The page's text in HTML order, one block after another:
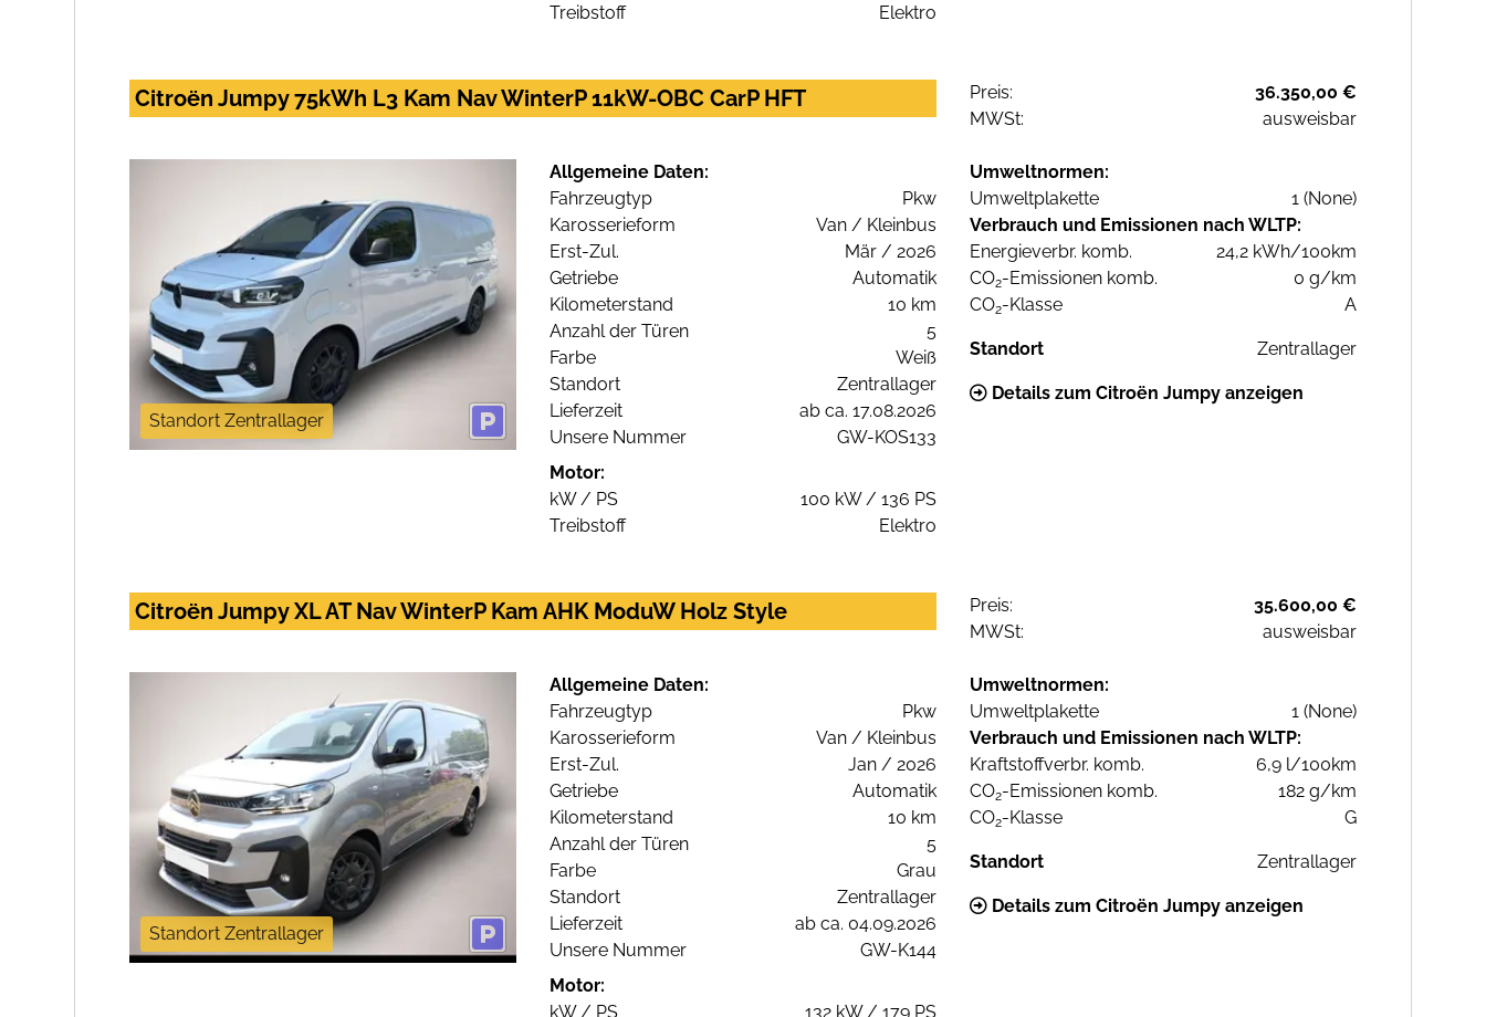
Treibstoff
Elektro
Citroën Jumpy 75kWh L3 Kam Nav WinterP 11kW-OBC CarP HFT Preis:
36.350,00 €
MWSt:
ausweisbar
Standort Zentrallager
Allgemeine Daten:
Fahrzeugtyp
Pkw
Karosserieform
Van / Kleinbus
Erst-Zul.
Mär / 2026
Getriebe
Automatik
Kilometerstand
10 km
Anzahl der Türen
5
Farbe
Weiß
Standort
Zentrallager
Lieferzeit
ab ca. 17.08.2026
Unsere Nummer
GW-KOS133
Motor:
kW / PS
100 kW / 136 PS
Treibstoff
Elektro
Umweltnormen:
Umweltplakette
1 (None)
Verbrauch und Emissionen nach WLTP:
Energieverbr. komb.
24,2 kWh/100km
CO2-Emissionen komb.
0 g/km
CO2-Klasse A
Standort Zentrallager
Details zum Citroën Jumpy anzeigen
Citroën Jumpy XL AT Nav WinterP Kam AHK ModuW Holz Style Preis:
35.600,00 €
MWSt:
ausweisbar
Standort Zentrallager
Allgemeine Daten:
Fahrzeugtyp
Pkw
Karosserieform
Van / Kleinbus
Erst-Zul.
Jan / 2026
Getriebe
Automatik
Kilometerstand
10 km
Anzahl der Türen
5
Farbe
Grau
Standort
Zentrallager
Lieferzeit
ab ca. 04.09.2026
Unsere Nummer
GW-K144
Motor:
kW / PS
132 kW / 179 PS
Umweltnormen:
Umweltplakette
1 (None)
Verbrauch und Emissionen nach WLTP:
Kraftstoffverbr. komb.
6,9 l/100km
CO2-Emissionen komb.
182 g/km
CO2-Klasse G
Standort Zentrallager
Details zum Citroën Jumpy anzeigen